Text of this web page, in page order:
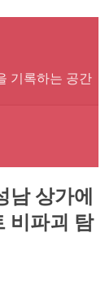
기록하는 공간
남 상가에
비파괴 탐